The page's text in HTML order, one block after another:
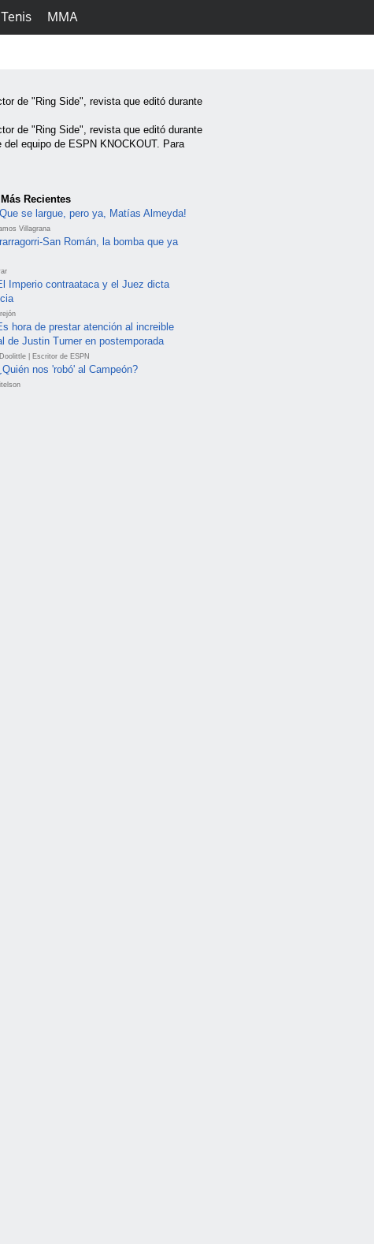
de "Ring Side", revista que editó durante
de "Ring Side", revista que editó durante
equipo de ESPN KNOCKOUT. Para
Recientes
se largue, pero ya, Matías Almeyda!
Villagrana
San Román, la bomba que ya
Imperio contraataca y el Juez dicta
hora de prestar atención al increible
de Justin Turner en postemporada
| Escritor de ESPN
nos 'robó' al Campeón?
Tenis MMA